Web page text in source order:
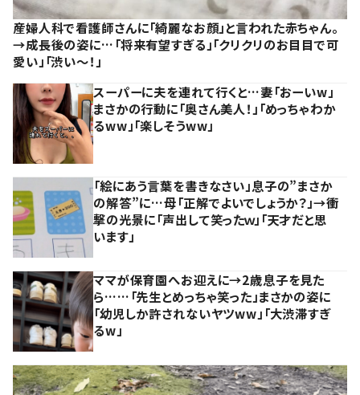
産婦人科で看護師さんに「綺麗なお顔」と言われた赤ちゃん。
→成長後の姿に…「将来有望すぎる」「クリクリのお目目で可
愛い」「渋い～！」
スーパーに夫を連れて行くと…妻「おーいw」
まさかの行動に「奥さん美人！」「めっちゃわか
るww」「楽しそうww」
「絵にあう言葉を書きなさい」息子の”まさか
の解答”に…母「正解でよいでしょうか？」→衝
撃の光景に「声出して笑ったｗ」「天才だと思
います」
ママが保育園へお迎えに→2歳息子を見た
ら……「先生とめっちゃ笑った」まさかの姿に
「幼児しか許されないヤツww」「大渋滞すぎ
るw」